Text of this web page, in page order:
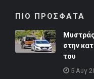
ΠΙΟ ΠΡΟΣΦΑΤΑ
στην
του
5 Αυγ